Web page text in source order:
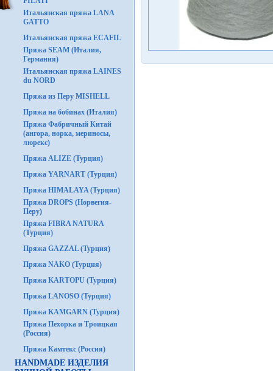
Итальянская пряжа LANA
GATTO
Итальянская пряжа ECAFIL
Пряжа SEAM (Италия,
Германия)
Итальянская пряжа LAINES
du NORD
Пряжа из Перу MISHELL
Пряжа на бобинах (Италия)
Пряжа Фабричный Китай
(ангора, норка, мериносы,
люрекс)
Пряжа ALIZE (Турция)
Пряжа YARNART (Турция)
Пряжа HIMALAYA (Турция)
Пряжа DROPS (Норвегия-
Перу)
Пряжа FIBRA NATURA
(Турция)
Пряжа GAZZAL (Турция)
Пряжа NAKO (Турция)
Пряжа KARTOPU (Турция)
Пряжа LANOSO (Турция)
Пряжа KAMGARN (Турция)
Пряжа Пехорка и Троицкая
(Россия)
Пряжа Камтекс (Россия)
HANDMADE ИЗДЕЛИЯ